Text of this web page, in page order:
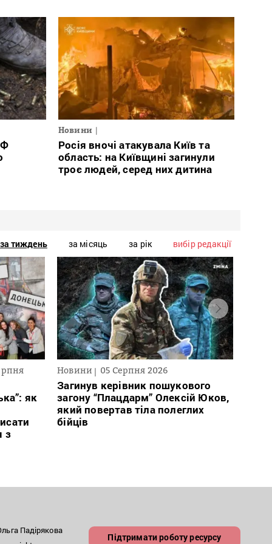
Новини
Росія вночі атакувала Київ та
область: на Київщині загинули
троє людей, серед них дитина
за тиждень за місяць за рік вибір редакції
як
з
Новини 05 Серпня 2026
Загинув керівник пошукового
загону “Плацдарм” Олексій Юков,
який повертав тіла полеглих
бійців
Падірякова
Підтримати роботу ресурсу